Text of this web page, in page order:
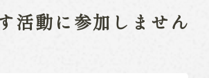
活動に参加しません